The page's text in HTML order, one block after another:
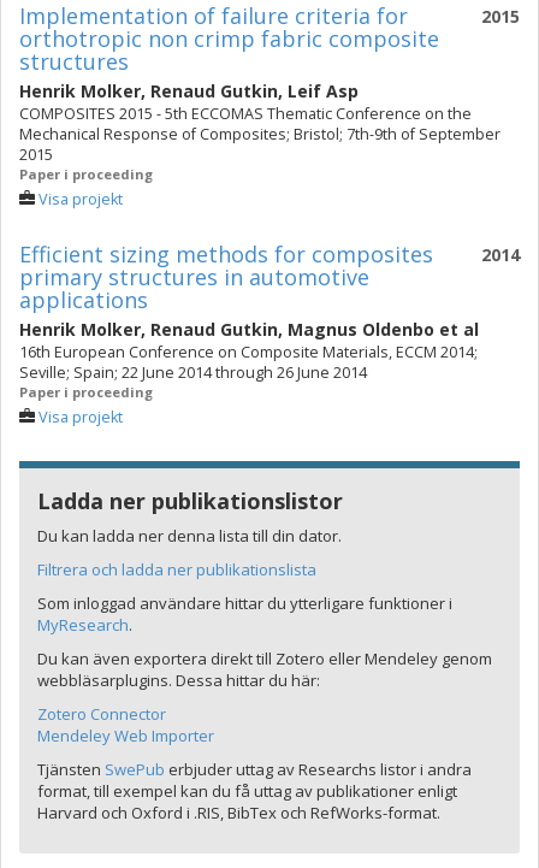
2015
Implementation of failure criteria for
orthotropic non crimp fabric composite
structures
Henrik Molker, Renaud Gutkin, Leif Asp
COMPOSITES 2015 - 5th ECCOMAS Thematic Conference on the
Mechanical Response of Composites; Bristol; 7th-9th of September
2015
Paper i proceeding
Visa projekt
2014
Efficient sizing methods for composites
primary structures in automotive
applications
Henrik Molker, Renaud Gutkin, Magnus Oldenbo et al
16th European Conference on Composite Materials, ECCM 2014;
Seville; Spain; 22 June 2014 through 26 June 2014
Paper i proceeding
Visa projekt
Ladda ner publikationslistor
Du kan ladda ner denna lista till din dator.
Filtrera och ladda ner publikationslista
Som inloggad användare hittar du ytterligare funktioner i
MyResearch.
Du kan även exportera direkt till Zotero eller Mendeley genom
webbläsarplugins. Dessa hittar du här:
Zotero Connector
Mendeley Web Importer
Tjänsten SwePub erbjuder uttag av Researchs listor i andra
format, till exempel kan du få uttag av publikationer enligt
Harvard och Oxford i .RIS, BibTex och RefWorks-format.